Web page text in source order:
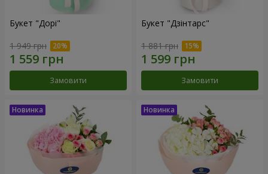
Букет "Дорі"
1 949 грн
Замовити
Букет "Дзінтарс"
1 881 грн
Замовити